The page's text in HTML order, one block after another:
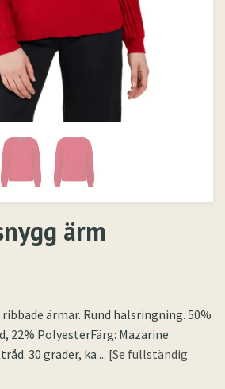
ärm
ärmar. Rund halsringning. 50%
22% PolyesterFärg: Mazarine
30 grader, ka ... [Se fullständig